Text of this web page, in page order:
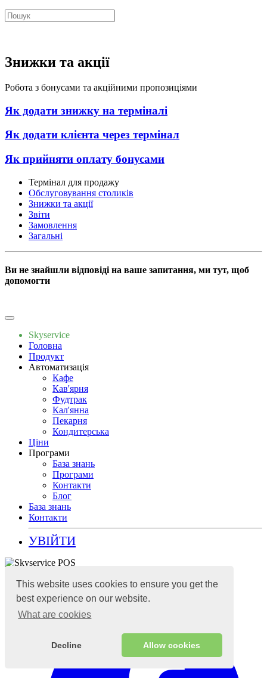
This website uses cookies to ensure you get the
best experience on our website.
What are cookies
Decline Allow cookies
Знижки та акції
Робота з бонусами та акційними пропозиціями
Як додати знижку на терміналі
Як додати клієнта через термінал
Як прийняти оплату бонусами
Термінал для продажу
Обслуговування столиків
Знижки та акції
Звіти
Замовлення
Загальні
Ви не знайшли відповіді на ваше запитання, ми тут, щоб
допомогти
Skyservice
Головна
Продукт
Автоматизація
Кафе
Кав'ярня
Фудтрак
Кал'янна
Пекарня
Кондитерська
Ціни
Програми
База знань
Програми
Контакти
Блог
База знань
Контакти
УВІЙТИ